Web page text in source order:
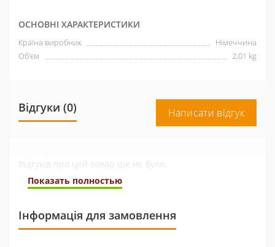
ОСНОВНІ ХАРАКТЕРИСТИКИ
Країна виробник
Німеччина
Об'єм
2,01 kg
Відгуки (0) Написати відгук
Відгуків про цей товар ще не було.
Показать полностью
Інформація для замовлення